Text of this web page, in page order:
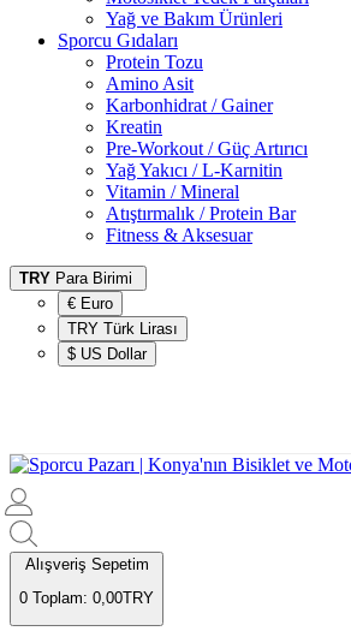
Yağ ve Bakım Ürünleri
Sporcu Gıdaları
Protein Tozu
Amino Asit
Karbonhidrat / Gainer
Kreatin
Pre-Workout / Güç Artırıcı
Yağ Yakıcı / L-Karnitin
Vitamin / Mineral
Atıştırmalık / Protein Bar
Fitness & Aksesuar
TRY Para Birimi
€ Euro
TRY Türk Lirası
$ US Dollar
Alışveriş Sepetim
0 Toplam: 0,00TRY